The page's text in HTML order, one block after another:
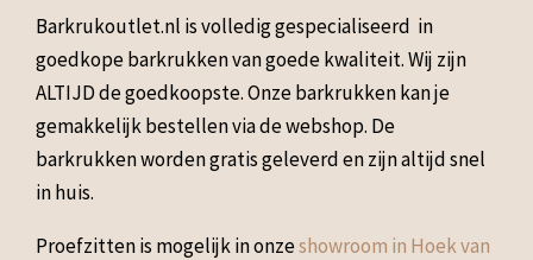
Barkrukoutlet.nl is volledig gespecialiseerd in
goedkope barkrukken van goede kwaliteit. Wij zijn
ALTIJD de goedkoopste. Onze barkrukken kan je
gemakkelijk bestellen via de webshop. De
barkrukken worden gratis geleverd en zijn altijd snel
in huis.
Proefzitten is mogelijk in onzeshowroom in Hoek van